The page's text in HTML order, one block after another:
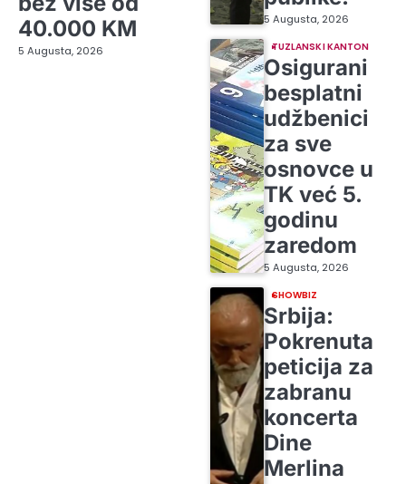
40.000 KM
5 Augusta, 2026
5 Augusta, 2026
TUZLANSKI KANTON
Osigurani
besplatni
udžbenici
za sve
osnovce u
TK već 5.
godinu
zaredom
5 Augusta, 2026
SHOWBIZ
Srbija:
Pokrenuta
peticija za
zabranu
koncerta
Dine
Merlina